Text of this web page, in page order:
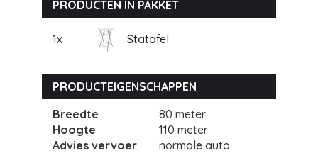
PRODUCTEN IN PAKKET
1x Statafel
PRODUCTEIGENSCHAPPEN
Breedte
80 meter
Hoogte
110 meter
Advies vervoer
normale auto